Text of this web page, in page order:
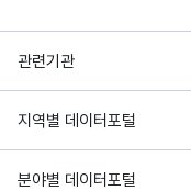
관련기관
행정안전부
한국지능정보사회진흥원
국가정보자원관리원
지역별 데이터포털
서울 열린데이터광장
경기데이터드림
분야별 데이터포털
기상자료개방포털